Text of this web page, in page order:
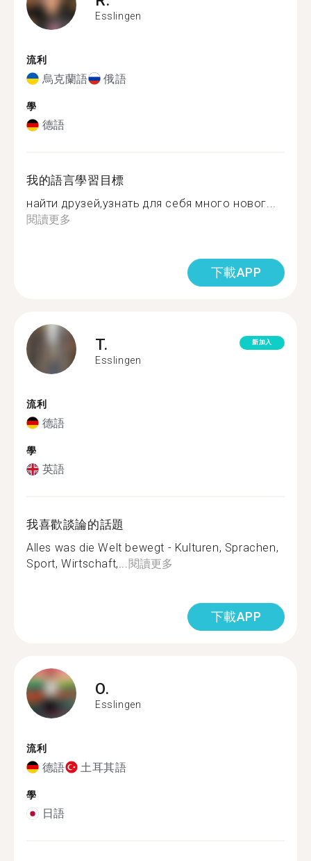
Esslingen
流利
烏克蘭語 俄語
學
德語
我的語言學習目標
найти друзей,узнать для себя много новог...
閱讀更多
下載APP
T.
Esslingen
新加入
流利
德語
學
英語
我喜歡談論的話題
Alles was die Welt bewegt - Kulturen, Sprachen,
Sport, Wirtschaft,...閱讀更多
下載APP
O.
Esslingen
流利
德語 土耳其語
學
日語